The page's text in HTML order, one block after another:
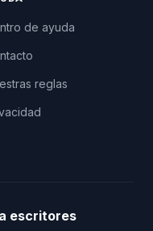
de ayuda
reglas
escritores